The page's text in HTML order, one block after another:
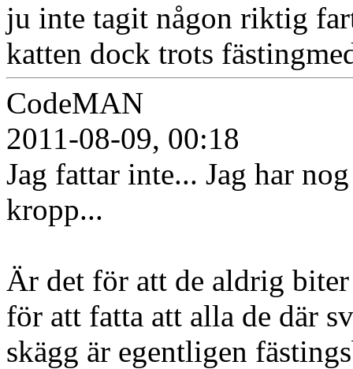
ju inte tagit någon riktig
katten dock trots
CodeMAN
2011-08-09, 00:18
Jag fattar inte... Jag har
kropp...
Är det för att de aldrig
för att fatta att alla de där
skägg är egentligen